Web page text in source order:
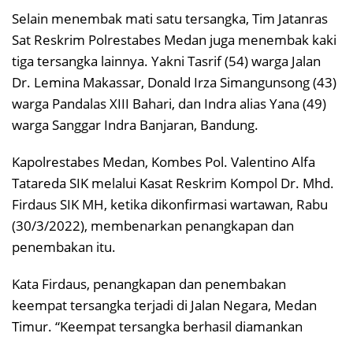
Selain menembak mati satu tersangka, Tim Jatanras
Sat Reskrim Polrestabes Medan juga menembak kaki
tiga tersangka lainnya. Yakni Tasrif (54) warga Jalan
Dr. Lemina Makassar, Donald Irza Simangunsong (43)
warga Pandalas XIII Bahari, dan Indra alias Yana (49)
warga Sanggar Indra Banjaran, Bandung.
Kapolrestabes Medan, Kombes Pol. Valentino Alfa
Tatareda SIK melalui Kasat Reskrim Kompol Dr. Mhd.
Firdaus SIK MH, ketika dikonfirmasi wartawan, Rabu
(30/3/2022), membenarkan penangkapan dan
penembakan itu.
Kata Firdaus, penangkapan dan penembakan
keempat tersangka terjadi di Jalan Negara, Medan
Timur. “Keempat tersangka berhasil diamankan